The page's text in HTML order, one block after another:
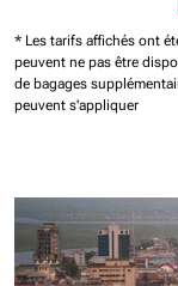
* Les tarifs affichés ont
peuvent ne pas être
de bagages
peuvent s'appliquer